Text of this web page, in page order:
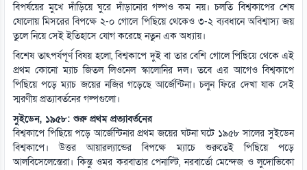
বিপর্যয়ের মুখে দাঁড়িয়ে ঘুরে দাঁড়ানোর গল্পও কম নয়। চলতি বিশ্বকাপের শেষ
ষোলোয় মিসরের বিপক্ষে ২-০ গোলে পিছিয়ে থেকেও ৩-২ ব্যবধানে অবিশ্বাস্য জয়
তুলে নিয়ে সেই ইতিহাসে যোগ করেছে নতুন এক অধ্যায়।
বিশেষ তাৎপর্যপূর্ণ বিষয় হলো, বিশ্বকাপে দুই বা তার বেশি গোলে পিছিয়ে থেকে এই
প্রথম কোনো ম্যাচ জিতল লিওনেল স্কালোনির দল। তবে এর আগেও বিশ্বকাপে
পিছিয়ে পড়ে ম্যাচ জয়ের নজির গড়েছে আর্জেন্টিনা। চলুন ফিরে দেখা যাক সেই
স্মরণীয় প্রত্যাবর্তনের গল্পগুলো।
সুইডেন, ১৯৫৮: শুরু প্রথম প্রত্যাবর্তনের
বিশ্বকাপে পিছিয়ে পড়ে আর্জেন্টিনার প্রথম জয়ের ঘটনা ঘটে ১৯৫৮ সালের সুইডেন
বিশ্বকাপে। উত্তর আয়ারল্যান্ডের বিপক্ষে ম্যাচে শুরুতেই পিছিয়ে পড়ে
আলবিসেলেস্তেরা। কিন্তু ওমর করবাতার পেনাল্টি, নরবার্তো মেন্দেজ ও লুদোভিকো